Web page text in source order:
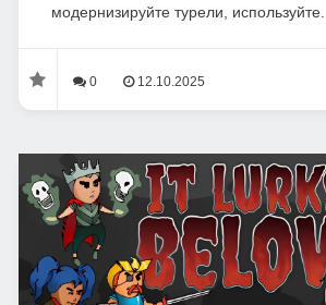
модернизируйте турели, используйте...
0 12.10.2025